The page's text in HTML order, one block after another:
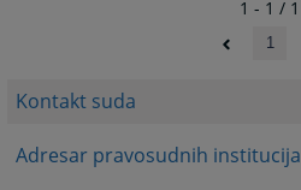
Kontakt suda
Adresar pravosudnih institucija
1 - 1 / 1
1